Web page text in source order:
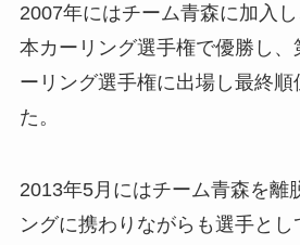
2007年にはチーム青森に加入
本カーリング選手権で優勝し、
ーリング選手権に出場し最終順
た。
2013年5月にはチーム青森を離
ングに携わりながらも選手とし